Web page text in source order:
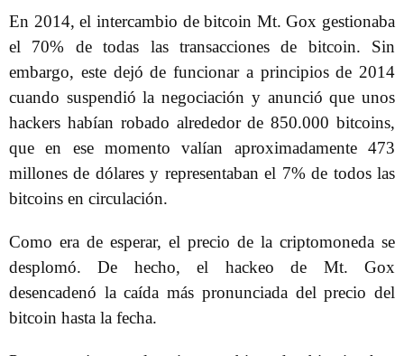
En 2014, el intercambio de bitcoin Mt. Gox gestionaba
el 70% de todas las transacciones de bitcoin. Sin
embargo, este dejó de funcionar a principios de 2014
cuando suspendió la negociación y anunció que unos
hackers habían robado alrededor de 850.000 bitcoins,
que en ese momento valían aproximadamente 473
millones de dólares y representaban el 7% de todos las
bitcoins en circulación.
Como era de esperar, el precio de la criptomoneda se
desplomó. De hecho, el hackeo de Mt. Gox
desencadenó la caída más pronunciada del precio del
bitcoin hasta la fecha.